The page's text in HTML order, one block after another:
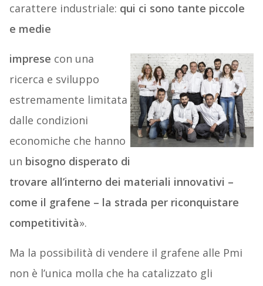
carattere industriale: qui ci sono tante piccole
e medie
imprese con una
ricerca e sviluppo
estremamente limitata
dalle condizioni
economiche che hanno
un bisogno disperato di
trovare all’interno dei materiali innovativi –
come il grafene – la strada per riconquistare
competitività».
Ma la possibilità di vendere il grafene alle Pmi
non è l’unica molla che ha catalizzato gli